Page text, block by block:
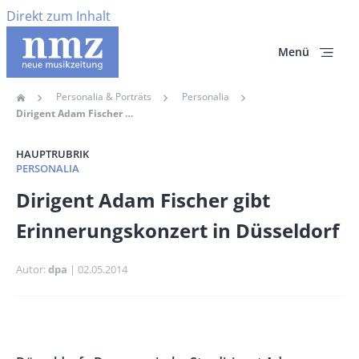
Direkt zum Inhalt
Menü
Pfadnavigation
Home Personalia & Porträts
Personalia
Dirigent Adam Fischer Gibt Erinnerungskonzert In Düsseldorf
HAUPTRUBRIK
PERSONALIA
Banner
Size
Dirigent Adam Fischer gibt
Erinnerungskonzert in Düsseldorf
Autor dpa Publikationsdatum
02.05.2014